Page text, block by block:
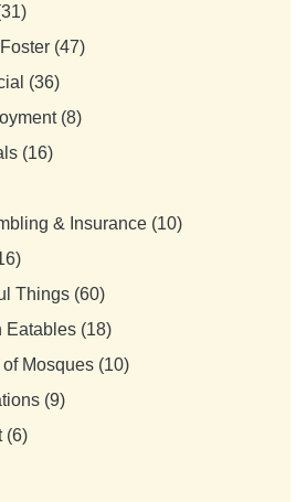
(47)
(36)
(8)
(16)
& Insurance (10)
Things (60)
Eatables (18)
Mosques (10)
(9)
(6)